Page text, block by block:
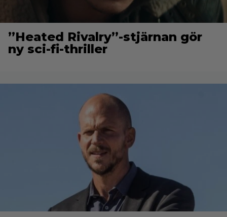
”Heated Rivalry”-stjärnan gör
ny sci-fi-thriller